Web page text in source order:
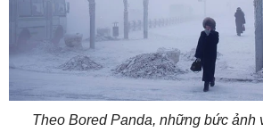
Theo Bored Panda, những bức ảnh